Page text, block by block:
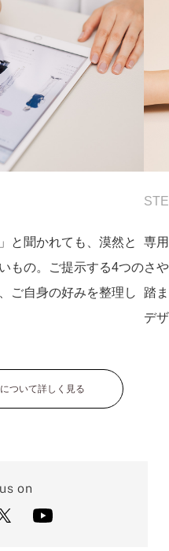
と聞かれても、漠然と
もの。ご提示する4つの
ご自身の好みを整理し
専
さ
踏
デ
について詳しく見る
on